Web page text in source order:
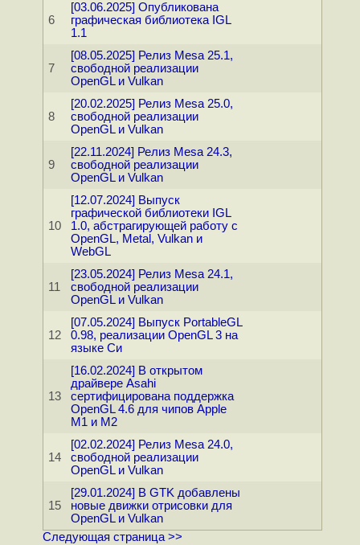
6
[03.06.2025] Опубликована
графическая библиотека IGL
1.1
7
[08.05.2025] Релиз Mesa 25.1,
свободной реализации
OpenGL и Vulkan
8
[20.02.2025] Релиз Mesa 25.0,
свободной реализации
OpenGL и Vulkan
9
[22.11.2024] Релиз Mesa 24.3,
свободной реализации
OpenGL и Vulkan
10
[12.07.2024] Выпуск
графической библиотеки IGL
1.0, абстрагирующей работу с
OpenGL, Metal, Vulkan и
WebGL
11
[23.05.2024] Релиз Mesa 24.1,
свободной реализации
OpenGL и Vulkan
12
[07.05.2024] Выпуск PortableGL
0.98, реализации OpenGL 3 на
языке Си
13
[16.02.2024] В открытом
драйвере Asahi
сертифицирована поддержка
OpenGL 4.6 для чипов Apple
M1 и M2
14
[02.02.2024] Релиз Mesa 24.0,
свободной реализации
OpenGL и Vulkan
15
[29.01.2024] В GTK добавлены
новые движки отрисовки для
OpenGL и Vulkan
Следующая страница >>